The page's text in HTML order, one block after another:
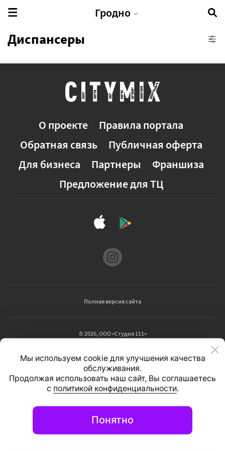
Гродно
Здоровье животных
Медицинский центр
Поликлиника
Санаторий
Спортивные секции
Тренажерные залы
Диспансеры
О проекте
Правила портала
Обратная связь
Публичная оферта
Для бизнеса
Партнеры
Франшиза
Предложение для ТЦ
Полная версия сайта
© 2026, ООО «Студия 111»
Информационный портал
Мы используем cookie для улучшения качества
обслуживания.
Продолжая использовать наш сайт, Вы соглашаетесь
с политикой конфиденциальности.
Понятно